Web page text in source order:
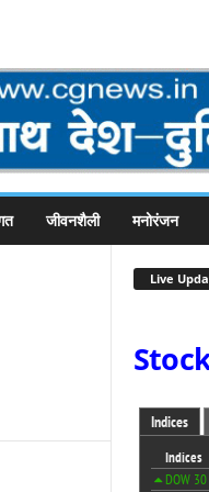
जीवनशैली मनोरंजन
Live